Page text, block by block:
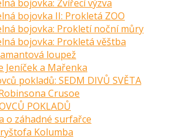
bojovka: Zvířecí výzva
bojovka II: Prokletá ZOO
bojovka: Prokletí noční můry
bojovka: Prokletá věštba
loupež
Jeníček a Mařenka
pokladů: SEDM DIVŮ SVĚTA
Crusoe
POKLADŮ
o záhadné surfařce
Kolumba